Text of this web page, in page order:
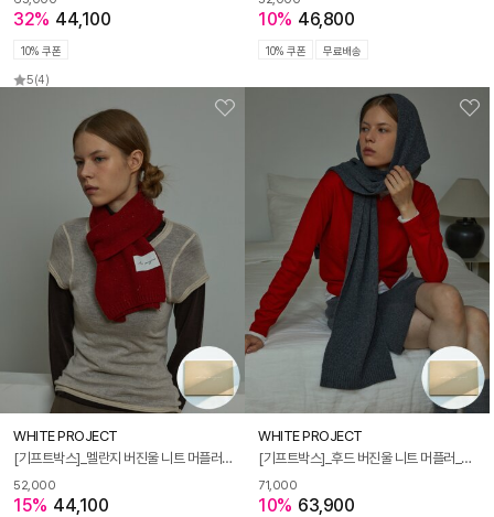
32% 44,100
10% 쿠폰
5(4)
10% 46,800
10% 쿠폰 무료배송
WHITE PROJECT
[기프트박스]_멜란지 버진울 니트 머플러_레드_남녀공용
52,000
15% 44,100
WHITE PROJECT
[기프트박스]_후드 버진울 니트 머플러_그레이_남녀공용
71,000
10% 63,900